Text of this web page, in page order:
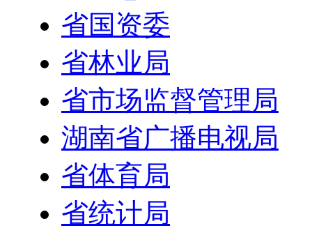
省国资委
省林业局
省市场监督管理局
湖南省广播电视局
省体育局
省统计局